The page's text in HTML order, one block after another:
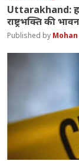
Uttarakhand: हर
राष्ट्रभक्ति की